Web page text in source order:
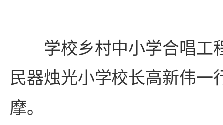
学校乡村中小学合唱工
民器烛光小学校长高新伟一
摩。